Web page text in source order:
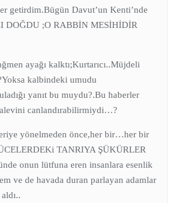
getirdim.Bügün Davut’un Kenti’nde
DOĞDU ;O RABBİN MESİHİDİR
ayağı kalktı;Kurtarıcı..Müjdeli
kalbindeki umudu
yanıt bu muydu?.Bu haberler
canlandırabilirmiydi…?
yönelmeden önce,her bir…her bir
TANRIYA ŞÜKÜRLER
onun lütfuna eren insanlara esenlik
ve de havada duran parlayan adamlar